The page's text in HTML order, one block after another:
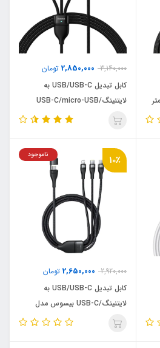
3,140,000
2,850,000 تومان
کابل تبدیل USB/USB-C به
لایتنینگ/USB-C/micro-USB
بیسوس مدل Flash Series 2
10٪
2,920,000
2,650,000 تومان
ناموجود
کابل تبدیل USB/USB-C به
لایتنینگ/USB-C بیسوس مدل
Flash Series 3 100W طول 1.5 متر